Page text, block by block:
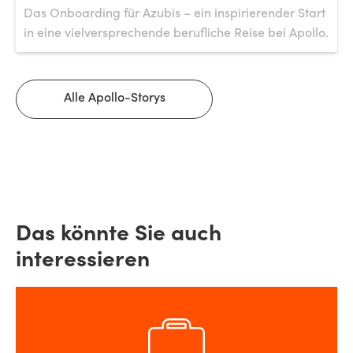
Das Onboarding für Azubis – ein inspirierender Start
in eine vielversprechende berufliche Reise bei Apollo.
Alle Apollo-Storys
Das könnte Sie auch
interessieren